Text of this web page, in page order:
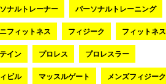
ナルトレーナー パーソナルトレーニング
フィットネス フィジーク フィットネス
イン プロレス プロレスラー
ビル マッスルゲート メンズフィジーク